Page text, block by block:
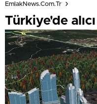
EmlakNews.com.tr
Türkiye'de